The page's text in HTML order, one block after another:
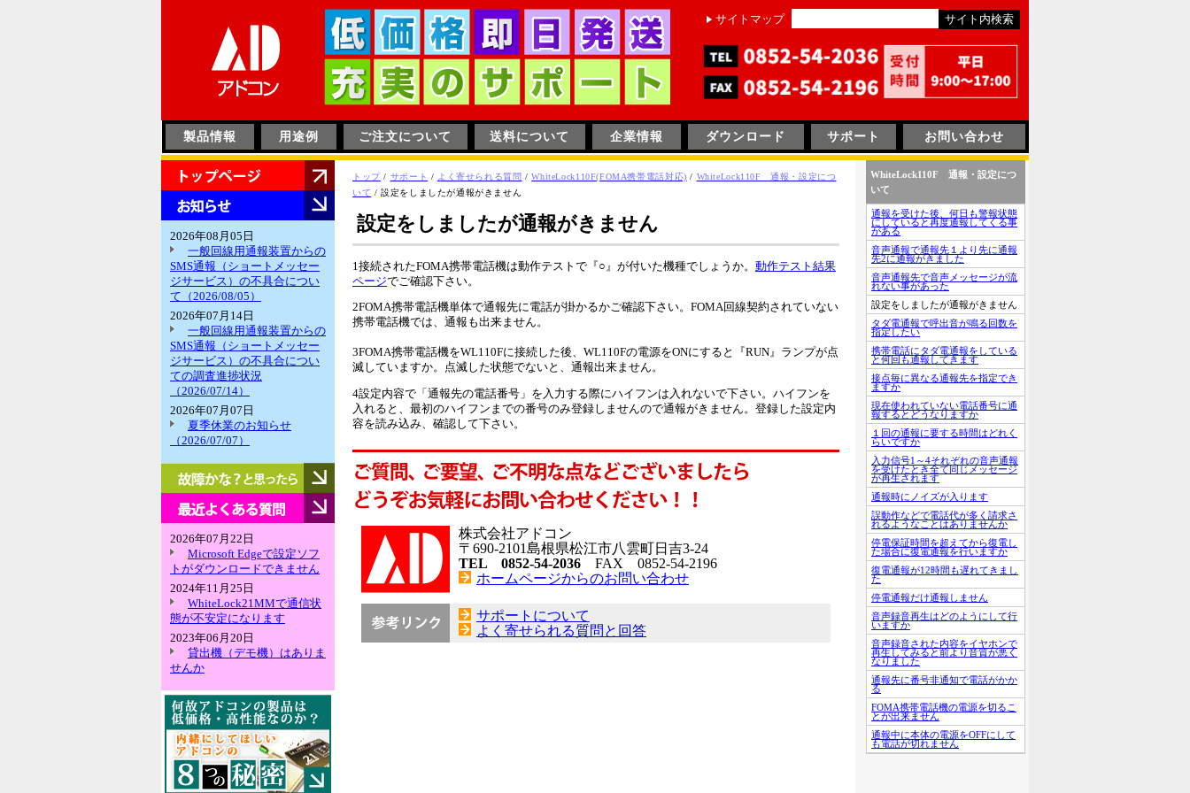
サイトマップ
製品情報 用途例 ご注文について 送料について 企業情報 ダウンロード サポート お問い合わせ
せ2026年08月05日
一般回線用通報装置からの
SMS通報（ショートメッセー
ジサービス）の不具合につい
て（2026/08/05）
2026年07月14日
一般回線用通報装置からの
SMS通報（ショートメッセー
ジサービス）の不具合につい
ての調査進捗状況
（2026/07/14）
2026年07月07日
夏季休業のお知らせ
（2026/07/07）
な？
思
っ
た
ら
く
あ
る
質
問
2026年07月22日
Microsoft Edgeで設定ソフ
トがダウンロードできません
2024年11月25日
WhiteLock21MMで通信状
態が不安定になります
2023年06月20日
貸出機（デモ機）はありま
せんか
現
在
位
トップ/ サポート / よく寄せられる質問 /WhiteLock110F(FOMA携帯電話対応) / WhiteLock110F 通報・設定につ
いて /設定をしましたが通報がきません
設定をしましたが通報がきません
1接続されたFOMA携帯電話機は動作テストで『○』が付いた機種でしょうか。 動作テスト結果
ページでご確認下さい。
2FOMA携帯電話機単体で通報先に電話が掛かるかご確認下さい。FOMA回線契約されていない
携帯電話機では、通報も出来ません。
3FOMA携帯電話機をWL110Fに接続した後、WL110Fの電源をONにすると『RUN』ランプが点
滅していますか。点滅した状態でないと、通報出来ません。
4設定内容で「通報先の電話番号」を入力する際にハイフンは入れないで下さい。ハイフンを
入れると、最初のハイフンまでの番号のみ登録しませんので通報がきません。登録した設定内
容を読み込み、確認して下さい。
株式会社アドコン
〒690-2101島根県松江市八雲町日吉3-24
TEL 0852-54-2036 FAX 0852-54-2196
ホームページからのお問い合わせ
サポートについて
よく寄せられる質問と回答
WhiteLock110F 通報・設定につ
いて
通報を受けた後、何日も警報状態
にしていると再度通報してくる事
がある
音声通報で通報先１より先に通報
先2に通報がきました
音声通報先で音声メッセージが流
れない事があった
設定をしましたが通報がきません
タダ電通報で呼出音が鳴る回数を
指定したい
携帯電話にタダ電通報をしている
と何回も通報してきます
接点毎に異なる通報先を指定でき
ますか
現在使われていない電話番号に通
報するとどうなりますか
１回の通報に要する時間はどれく
らいですか
入力信号1～4それぞれの音声通報
を受けたとき全て同じメッセージ
が再生されます
通報時にノイズが入ります
誤動作などで電話代が多く請求さ
れるようなことはありませんか
停電保証時間を超えてから復電し
た場合に復電通報を行いますか
復電通報が12時間も遅れてきまし
た
停電通報だけ通報しません
音声録音再生はどのようにして行
いますか
音声録音された内容をイヤホンで
再生してみると前より音質が悪く
なりました
通報先に番号非通知で電話がかか
る
FOMA携帯電話機の電源を切るこ
とが出来ません
通報中に本体の電源をOFFにして
も電話が切れません